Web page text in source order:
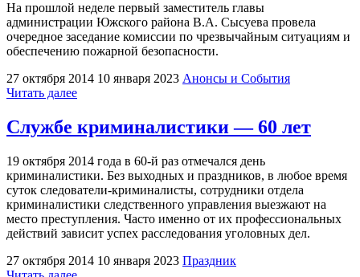
к
детям
—
с
На прошлой неделе первый заместитель главы
администрации Южского района В.А. Сысуева провела
очередное заседание комиссии по чрезвычайным ситуациям и
обеспечению пожарной безопасности.
27 октября 2014 10 января 2023 Анонсы и События
Читать далее"Как
сезон"
Службе криминалистики — 60 лет
19 октября 2014 года в 60-й раз отмечался день
криминалистики. Без выходных и праздников, в любое время
суток следователи-криминалисты, сотрудники отдела
криминалистики следственного управления выезжают на
место преступления. Часто именно от их профессиональных
действий зависит успех расследования уголовных дел.
27 октября 2014 10 января 2023 Праздник
"Службе